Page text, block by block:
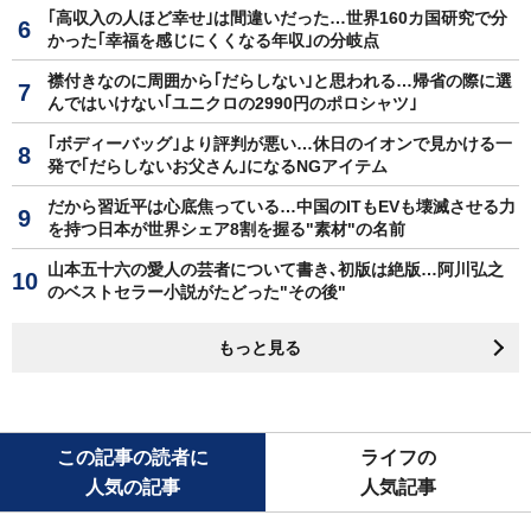
｢高収入の人ほど幸せ｣は間違いだった…世界160カ国研究で分
かった｢幸福を感じにくくなる年収｣の分岐点
襟付きなのに周囲から｢だらしない｣と思われる…帰省の際に選
んではいけない｢ユニクロの2990円のポロシャツ｣
｢ボディーバッグ｣より評判が悪い…休日のイオンで見かける一
発で｢だらしないお父さん｣になるNGアイテム
だから習近平は心底焦っている…中国のITもEVも壊滅させる力
を持つ日本が世界シェア8割を握る"素材"の名前
山本五十六の愛人の芸者について書き､初版は絶版…阿川弘之
のベストセラー小説がたどった"その後"
もっと見る
この記事の読者に
人気の記事
ライフの
人気記事